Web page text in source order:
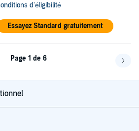
d'éligibilité
Essayez Standard gratuitement
Page 1 de 6